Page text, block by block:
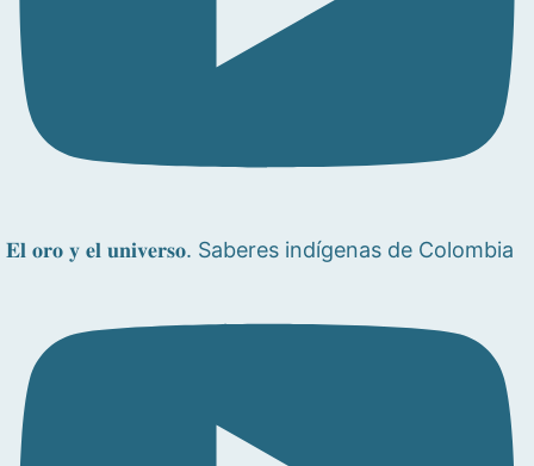
𝐄𝐥 𝐨𝐫𝐨 𝐲 𝐞𝐥 𝐮𝐧𝐢𝐯𝐞𝐫𝐬𝐨. Saberes indígenas de Colombia